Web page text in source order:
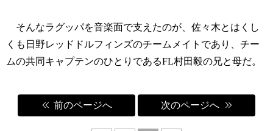
そんなラグッパを音楽面で支えたのが、佐々木とはくし
くも日野レッドドルフィンズのチームメイトであり、チー
ムの共同キャプテンのひとりであるFL村田毅の兄と母だ。
前のページへ 次のページへ